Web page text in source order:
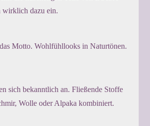
dazu ein.
Motto. Wohlfühllooks in Naturtönen.
sich bekanntlich an. Fließende Stoffe
Wolle oder Alpaka kombiniert.